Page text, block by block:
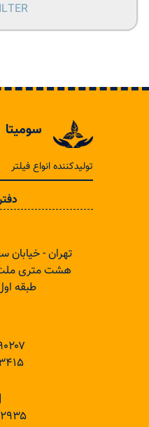
سومیتا
تولیدکننده انواع فیلتر
تهران - خیابان
هشت متری ملت -
طبقه اول
۰۲۱-
۰۲۱-